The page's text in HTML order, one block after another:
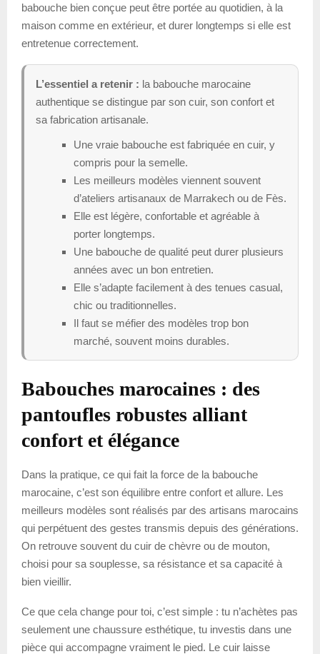
babouche bien conçue peut être portée au quotidien, à la
maison comme en extérieur, et durer longtemps si elle est
entretenue correctement.
L’essentiel a retenir : la babouche marocaine
authentique se distingue par son cuir, son confort et
sa fabrication artisanale.
Une vraie babouche est fabriquée en cuir, y
compris pour la semelle.
Les meilleurs modèles viennent souvent
d’ateliers artisanaux de Marrakech ou de Fès.
Elle est légère, confortable et agréable à
porter longtemps.
Une babouche de qualité peut durer plusieurs
années avec un bon entretien.
Elle s’adapte facilement à des tenues casual,
chic ou traditionnelles.
Il faut se méfier des modèles trop bon
marché, souvent moins durables.
Babouches marocaines : des
pantoufles robustes alliant
confort et élégance
Dans la pratique, ce qui fait la force de la babouche
marocaine, c’est son équilibre entre confort et allure. Les
meilleurs modèles sont réalisés par des artisans marocains
qui perpétuent des gestes transmis depuis des générations.
On retrouve souvent du cuir de chèvre ou de mouton,
choisi pour sa souplesse, sa résistance et sa capacité à
bien vieillir.
Ce que cela change pour toi, c’est simple : tu n’achètes pas
seulement une chaussure esthétique, tu investis dans une
pièce qui accompagne vraiment le pied. Le cuir laisse